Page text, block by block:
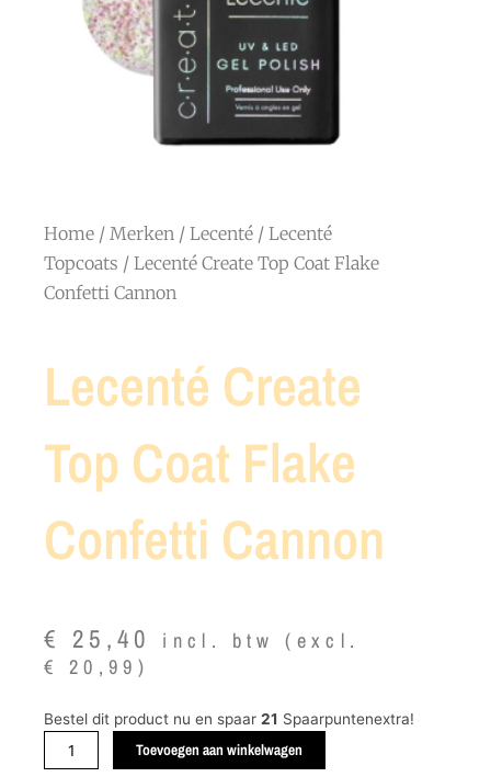
Home / Merken / Lecenté / Lecenté
Topcoats / Lecenté Create Top Coat Flake
Confetti Cannon
Lecenté Create
Top Coat Flake
Confetti Cannon
€ 25,40
incl. btw (excl.
€ 20,99 )
Bestel dit product nu en spaar 21 Spaarpuntenextra!
Lecenté
Create
Top
Toevoegen aan winkelwagen